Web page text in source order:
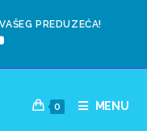
PREDUZEĆA!
0 MENU